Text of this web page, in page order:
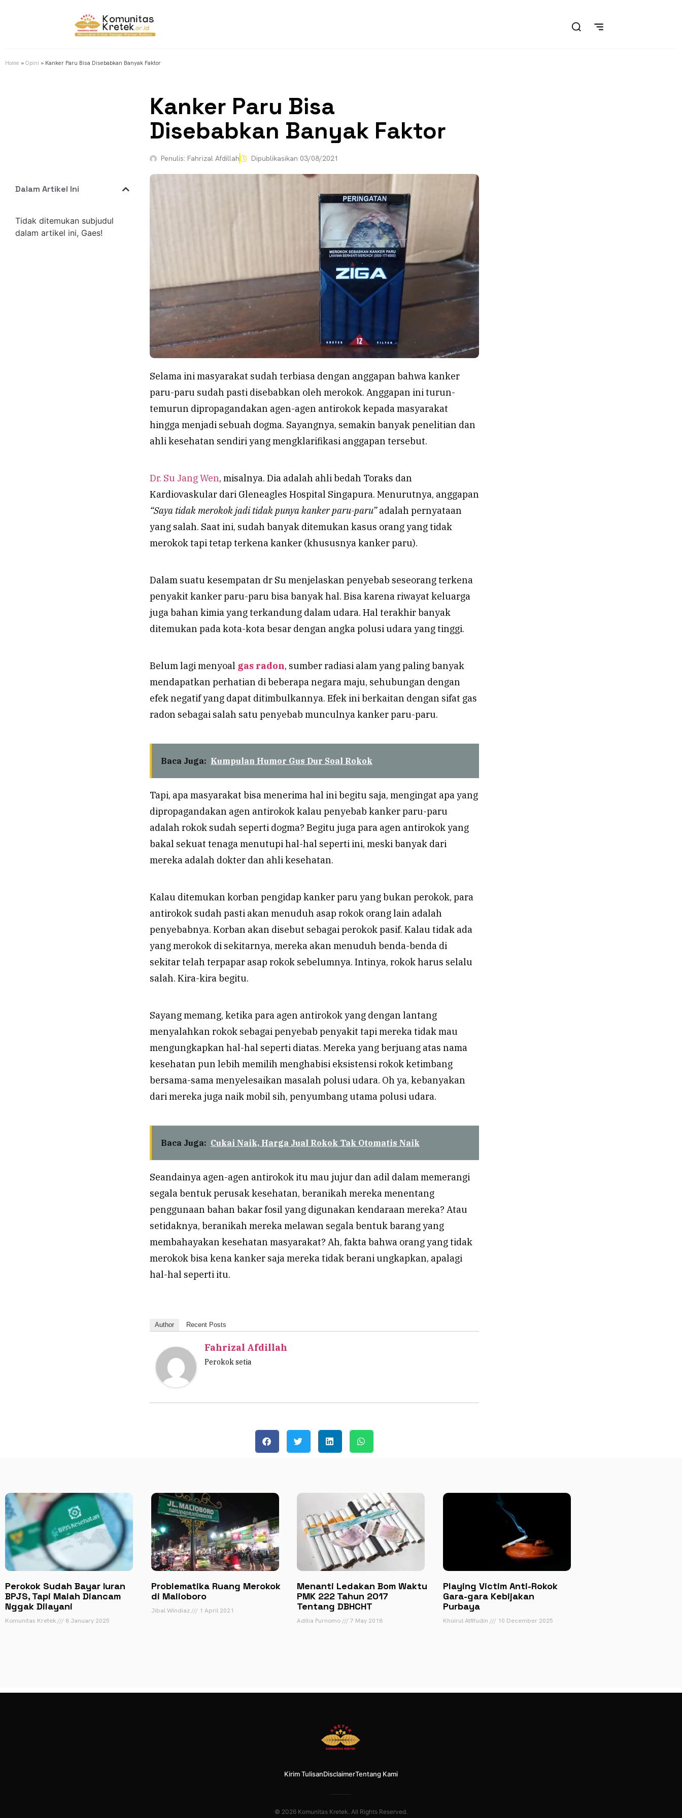
Home » Opini » Kanker Paru Bisa Disebabkan Banyak Faktor
Kanker Paru Bisa
Disebabkan Banyak Faktor
Penulis: Fahrizal Afdillah Dipublikasikan 03/08/2021
Dalam Artikel Ini
Tidak ditemukan subjudul
dalam artikel ini, Gaes!
Selama ini masyarakat sudah terbiasa dengan anggapan bahwa kanker
paru-paru sudah pasti disebabkan oleh merokok. Anggapan ini turun-
temurun dipropagandakan agen-agen antirokok kepada masyarakat
hingga menjadi sebuah dogma. Sayangnya, semakin banyak penelitian dan
ahli kesehatan sendiri yang mengklarifikasi anggapan tersebut.
Dr. Su Jang Wen, misalnya. Dia adalah ahli bedah Toraks dan
Kardiovaskular dari Gleneagles Hospital Singapura. Menurutnya, anggapan
“Saya tidak merokok jadi tidak punya kanker paru-paru”adalah pernyataan
yang salah. Saat ini, sudah banyak ditemukan kasus orang yang tidak
merokok tapi tetap terkena kanker (khususnya kanker paru).
Dalam suatu kesempatan dr Su menjelaskan penyebab seseorang terkena
penyakit kanker paru-paru bisa banyak hal. Bisa karena riwayat keluarga
juga bahan kimia yang terkandung dalam udara. Hal terakhir banyak
ditemukan pada kota-kota besar dengan angka polusi udara yang tinggi.
Belum lagi menyoal gas radon, sumber radiasi alam yang paling banyak
mendapatkan perhatian di beberapa negara maju, sehubungan dengan
efek negatif yang dapat ditimbulkannya. Efek ini berkaitan dengan sifat gas
radon sebagai salah satu penyebab munculnya kanker paru-paru.
Baca Juga: Kumpulan Humor Gus Dur Soal Rokok
Tapi, apa masyarakat bisa menerima hal ini begitu saja, mengingat apa yang
dipropagandakan agen antirokok kalau penyebab kanker paru-paru
adalah rokok sudah seperti dogma? Begitu juga para agen antirokok yang
bakal sekuat tenaga menutupi hal-hal seperti ini, meski banyak dari
mereka adalah dokter dan ahli kesehatan.
Kalau ditemukan korban pengidap kanker paru yang bukan perokok, para
antirokok sudah pasti akan menuduh asap rokok orang lain adalah
penyebabnya. Korban akan disebut sebagai perokok pasif. Kalau tidak ada
yang merokok di sekitarnya, mereka akan menuduh benda-benda di
sekitar telah terpapar asap rokok sebelumnya. Intinya, rokok harus selalu
salah. Kira-kira begitu.
Sayang memang, ketika para agen antirokok yang dengan lantang
menyalahkan rokok sebagai penyebab penyakit tapi mereka tidak mau
mengungkapkan hal-hal seperti diatas. Mereka yang berjuang atas nama
kesehatan pun lebih memilih menghabisi eksistensi rokok ketimbang
bersama-sama menyelesaikan masalah polusi udara. Oh ya, kebanyakan
dari mereka juga naik mobil sih, penyumbang utama polusi udara.
Baca Juga: Cukai Naik, Harga Jual Rokok Tak Otomatis Naik
Seandainya agen-agen antirokok itu mau jujur dan adil dalam memerangi
segala bentuk perusak kesehatan, beranikah mereka menentang
penggunaan bahan bakar fosil yang digunakan kendaraan mereka? Atau
setidaknya, beranikah mereka melawan segala bentuk barang yang
membahayakan kesehatan masyarakat? Ah, fakta bahwa orang yang tidak
merokok bisa kena kanker saja mereka tidak berani ungkapkan, apalagi
hal-hal seperti itu.
Author Recent Posts
Fahrizal Afdillah
Perokok setia
Perokok Sudah Bayar Iuran
BPJS, Tapi Malah Diancam
Nggak Dilayani
Komunitas Kretek 8 January 2025
Problematika Ruang Merokok
di Malioboro
Jibal Windiaz 1 April 2021
Menanti Ledakan Bom Waktu
PMK 222 Tahun 2017
Tentang DBHCHT
Aditia Purnomo 7 May 2018
Playing Victim Anti-Rokok
Gara-gara Kebijakan
Purbaya
Khoirul Atfifudin 10 December 2025
Kirim TulisanDisclaimerTentang Kami
© 2026 Komunitas Kretek. All Rights Reserved.